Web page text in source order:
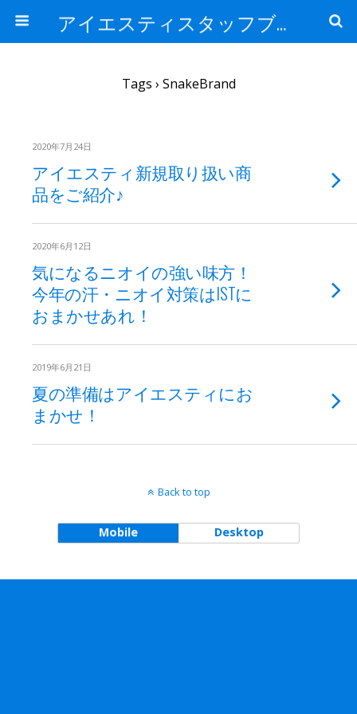
アイエスティスタッフブログ
Tags › SnakeBrand
2020年7月24日
アイエスティ新規取り扱い商
品をご紹介♪
2020年6月12日
気になるニオイの強い味方！
今年の汗・ニオイ対策はISTに
おまかせあれ！
2019年6月21日
夏の準備はアイエスティにお
まかせ！
Back to top
Mobile Desktop